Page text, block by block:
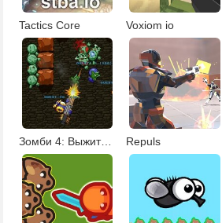
Tactics Core Voxiom io
Зомби 4: Выжить в зомби-апокалипсисе Repuls